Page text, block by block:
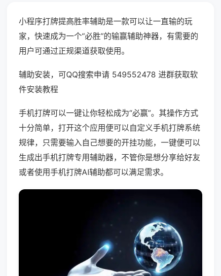
小程序打牌提高胜率辅助是一款可以让一直输的玩
家，快速成为一个“必胜”的输赢辅助神器，有需要的
用户可通过正规渠道获取使用。
辅助安装，可QQ搜索申请 549552478 进群获取软
件安装教程
手机打牌可以一键让你轻松成为“必赢”。其操作方式
十分简单，打开这个应用便可以自定义手机打牌系统
规律，只需要输入自己想要的开挂功能，一键便可以
生成出手机打牌专用辅助器，不管你是想分享给好友
或者使用手机打牌AI辅助都可以满足需求。